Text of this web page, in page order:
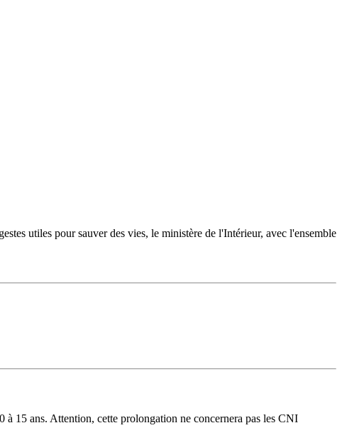
utiles pour sauver des vies, le ministère de l'Intérieur, avec l'ensemble
à 15 ans. Attention, cette prolongation ne concernera pas les CNI